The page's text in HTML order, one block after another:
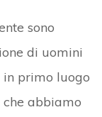
sono
di uomini
primo luogo
che abbiamo